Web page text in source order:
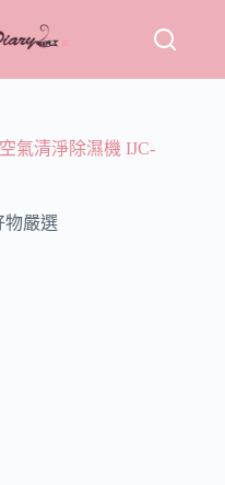
氣清淨除濕機 IJC-
物嚴選